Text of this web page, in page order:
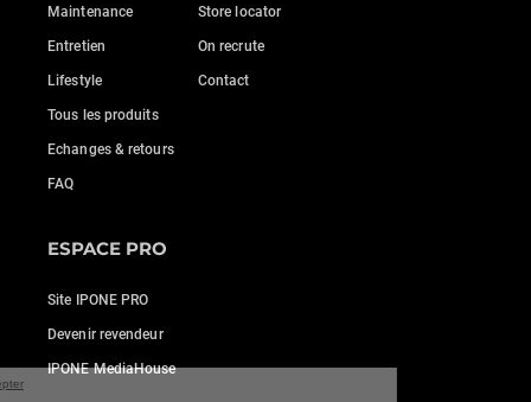
sans accepter
Maintenance
Entretien
Lifestyle
Tous les produits
Echanges & retours
FAQ
Store locator
On recrute
Contact
ESPACE PRO
Site IPONE PRO
Devenir revendeur
IPONE MediaHouse